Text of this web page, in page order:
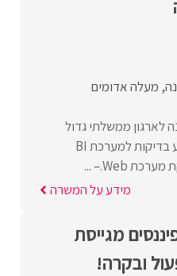
מעלה אדומים
לארגון ממשלתי גדול
בירושליםתיאור התפקיד:– ביצוע בדיקות למערכת BI
מידע על המשרה
מגייסת
ובקרה!